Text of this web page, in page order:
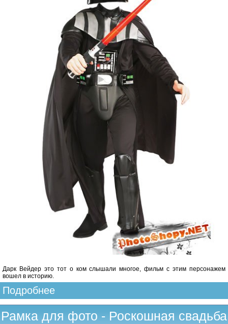
Дарк Вейдер это тот о ком слышали многое, фильм с этим персонажем
вошел в историю.
Подробнее
Рамка для фото - Роскошная свадьба